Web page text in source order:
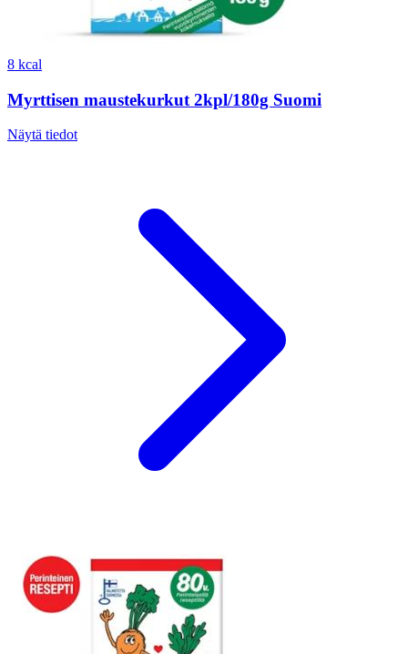
8 kcal
Myrttisen maustekurkut 2kpl/180g Suomi
Näytä tiedot